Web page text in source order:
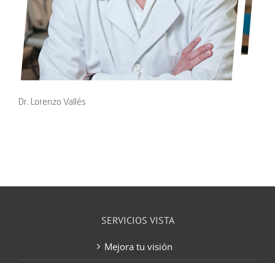
Dr. Lorenzo Vallés
SERVICIOS VISTA
Mejora tu visión